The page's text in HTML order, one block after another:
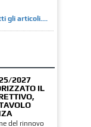
gli articoli....
2027
IL
del rinnovo